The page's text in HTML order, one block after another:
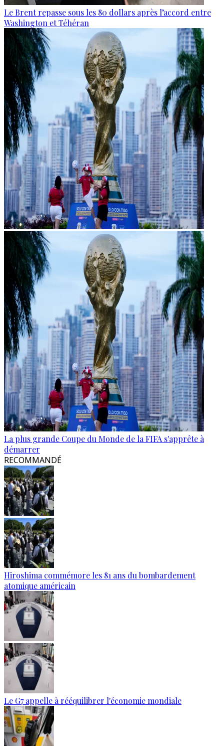
Le Brent repasse sous les 80 dollars après l’accord entre
Washington et Téhéran
La plus grande Coupe du Monde de la FIFA s'apprête à
démarrer
RECOMMANDÉ
Hiroshima commémore les 81 ans du bombardement
atomique américain
Le G7 appelle à rééquilibrer l'économie mondiale